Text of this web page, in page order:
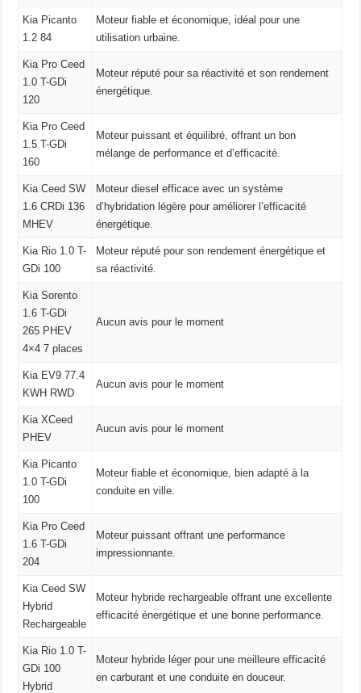
Kia Picanto
1.2 84
Moteur fiable et économique, idéal pour une
utilisation urbaine.
Kia Pro Ceed
1.0 T-GDi
120
Moteur réputé pour sa réactivité et son rendement
énergétique.
Kia Pro Ceed
1.5 T-GDi
160
Moteur puissant et équilibré, offrant un bon
mélange de performance et d’efficacité.
Kia Ceed SW
1.6 CRDi 136
MHEV
Moteur diesel efficace avec un système
d’hybridation légère pour améliorer l’efficacité
énergétique.
Kia Rio 1.0 T-
GDi 100
Moteur réputé pour son rendement énergétique et
sa réactivité.
Kia Sorento
1.6 T-GDi
265 PHEV
4×4 7 places
Aucun avis pour le moment
Kia EV9 77.4
KWH RWD
Aucun avis pour le moment
Kia XCeed
PHEV
Aucun avis pour le moment
Kia Picanto
1.0 T-GDi
100
Moteur fiable et économique, bien adapté à la
conduite en ville.
Kia Pro Ceed
1.6 T-GDi
204
Moteur puissant offrant une performance
impressionnante.
Kia Ceed SW
Hybrid
Rechargeable
Moteur hybride rechargeable offrant une excellente
efficacité énergétique et une bonne performance.
Kia Rio 1.0 T-
GDi 100
Hybrid
Moteur hybride léger pour une meilleure efficacité
en carburant et une conduite en douceur.